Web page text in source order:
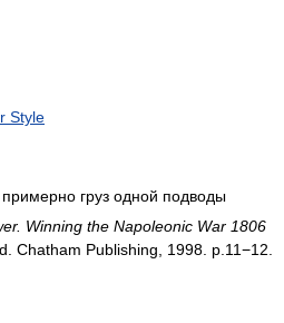
Style
груз одной подводы
Winning the Napoleonic War 1806
Chatham Publishing, 1998. p.11−12.